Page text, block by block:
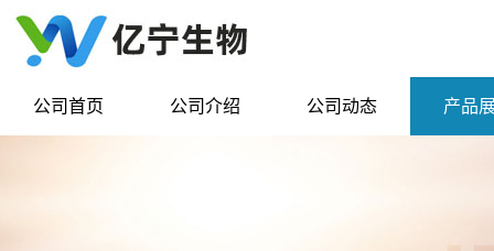
公司首页 公司介绍 公司动态 产品